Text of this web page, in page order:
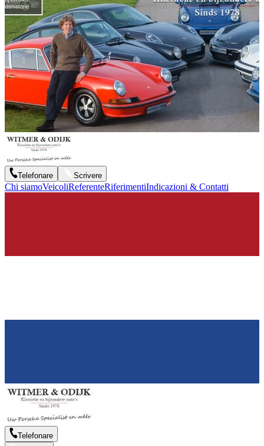
Telefonare Scrivere
Chi siamoVeicoliReferenteRiferimentiIndicazioni & Contatti
Telefonare